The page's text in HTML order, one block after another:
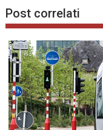
Post correlati